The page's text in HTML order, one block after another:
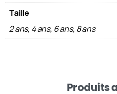
Taille
2 ans, 4 ans, 6 ans, 8 ans
Produits